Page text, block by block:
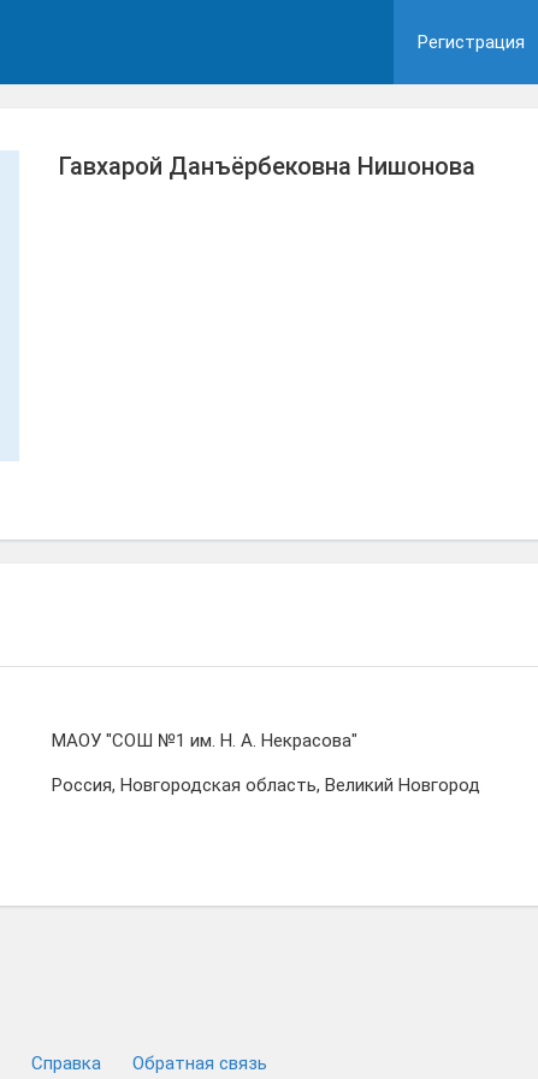
Регистрация
Гавхарой Данъёрбековна Нишонова
МАОУ "СОШ №1 им. Н. А. Некрасова"
Россия, Новгородская область, Великий Новгород
Cправка Обратная связь